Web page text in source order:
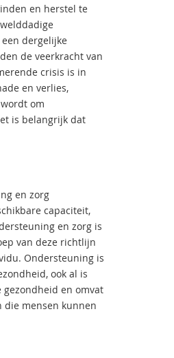
en herstel te
dergelijke
de veerkracht van
crisis is in
en verlies,
om
is belangrijk dat
en zorg
capaciteit,
en zorg is
van deze richtlijn
Ondersteuning is
ook al is
en omvat
die mensen kunnen